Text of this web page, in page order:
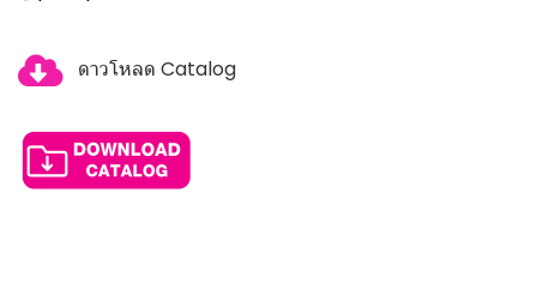
ดาวโหลด Catalog